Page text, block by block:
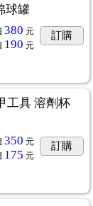
球罐
380 元
190 元
訂購
工具 溶劑杯
350 元
175 元
訂購